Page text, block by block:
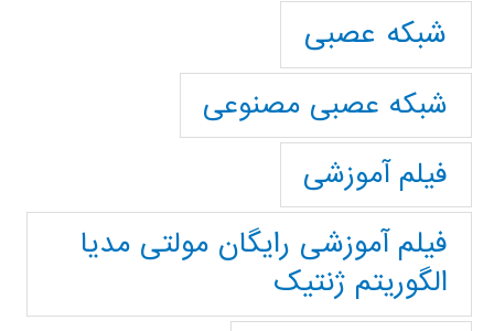
شبکه عصبی
شبکه عصبی مصنوعی
فیلم آموزشی
فیلم آموزشی رایگان مولتی مدیا
الگوریتم ژنتیک